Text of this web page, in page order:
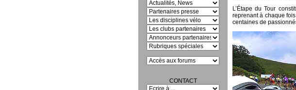
CONTACT
L’Étape du Tour
reprenant à chaque
centaines de